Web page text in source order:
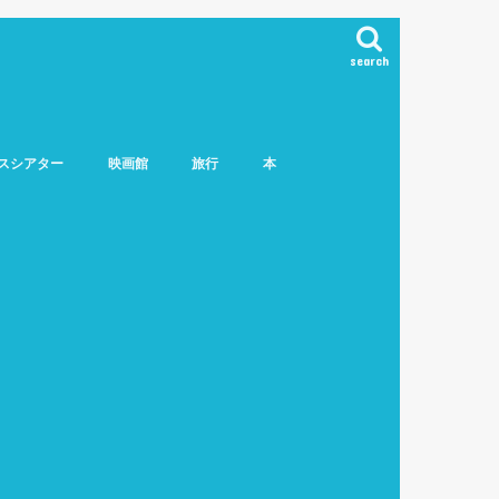
search
シアター 映画館 旅行 本